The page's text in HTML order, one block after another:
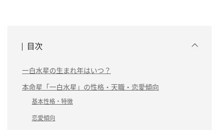
目次
一白水星の生まれ年はいつ？
本命星「一白水星」の性格・天職・恋愛傾向
基本性格・特徴
恋愛傾向